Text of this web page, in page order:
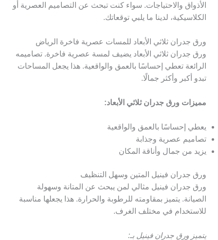
الأذواق والاحتياجات. سواء كنت تبحث عن التصاميم العصرية أو
الكلاسيكية، لدينا ما يلبي توقعاتك.
ورق جدران ثلاثي الأبعاد للمسات عصرية فاخرة الرياض
ورق جدران ثلاثي الأبعاد يضيف لمسة عصرية فاخرة. تصاميمه
الرائعة تعطي إحساسًا بالعمق والواقعية. هذا يجعل المساحات
تبدو أكبر وأكثر جمالًا.
مميزات ورق جدران ثلاثي الأبعاد:
يعطي إحساسًا بالعمق والواقعية
تصاميم عصرية وجذابة
يزيد من جمال وأناقة المكان
ورق جدران فينيل المتين وسهل التنظيف
ورق جدران فينيل مثالي لمن يبحث عن المتانة وسهولة
الصيانة. يتميز بمقاومته للرطوبة والحرارة. هذا يجعلها مناسبة
للاستخدام في مختلف الغرف.
يتميز ورق جدران فينيل بـ: